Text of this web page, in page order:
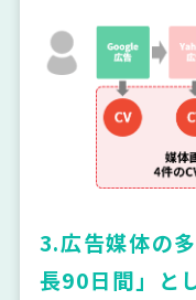
3.広告媒体の
長90日間」と